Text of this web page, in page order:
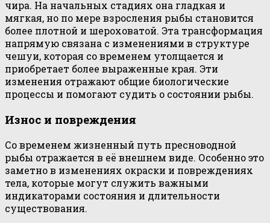
чира. На начальных стадиях она гладкая и
мягкая, но по мере взросления рыбы становится
более плотной и шероховатой. Эта трансформация
напрямую связана с изменениями в структуре
чешуи, которая со временем утолщается и
приобретает более выраженные края. Эти
изменения отражают общие биологические
процессы и помогают судить о состоянии рыбы.
Износ и повреждения
Со временем жизненный путь пресноводной
рыбы отражается в её внешнем виде. Особенно это
заметно в изменениях окраски и повреждениях
тела, которые могут служить важными
индикаторами состояния и длительности
существования.